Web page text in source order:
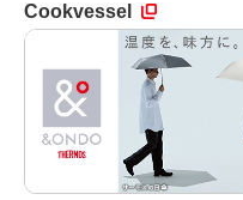
Cookvessel